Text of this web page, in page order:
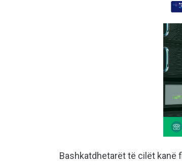
Bashkatdhetarët të cilët kanë